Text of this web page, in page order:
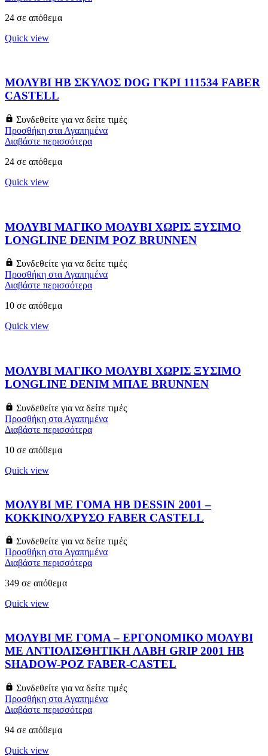
24 σε απόθεμα
Quick view
ΜΟΛΥΒΙ HB ΣΚΥΛΟΣ DOG ΓΚΡΙ 111534 FABER
CASTELL
Συνδεθείτε για να δείτε τιμές
Προσθήκη στα Αγαπημένα
Διαβάστε περισσότερα
24 σε απόθεμα
Quick view
ΜΟΛΥΒΙ ΜΑΓΙΚΟ ΜΟΛΥΒΙ ΧΩΡΙΣ ΞΥΣΙΜΟ
LONGLINE DENIM ΡΟΖ BRUNNEN
Συνδεθείτε για να δείτε τιμές
Προσθήκη στα Αγαπημένα
Διαβάστε περισσότερα
10 σε απόθεμα
Quick view
ΜΟΛΥΒΙ ΜΑΓΙΚΟ ΜΟΛΥΒΙ ΧΩΡΙΣ ΞΥΣΙΜΟ
LONGLINE DENIM ΜΠΛΕ BRUNNEN
Συνδεθείτε για να δείτε τιμές
Προσθήκη στα Αγαπημένα
Διαβάστε περισσότερα
10 σε απόθεμα
Quick view
ΜΟΛΥΒΙ ΜΕ ΓΟΜΑ HB DESSIN 2001 –
ΚΟΚΚΙΝΟ/ΧΡΥΣΟ FABER CASTELL
Συνδεθείτε για να δείτε τιμές
Προσθήκη στα Αγαπημένα
Διαβάστε περισσότερα
349 σε απόθεμα
Quick view
ΜΟΛΥΒΙ ΜΕ ΓΟΜΑ – ΕΡΓΟΝΟΜΙΚΟ ΜΟΛΥΒΙ
ΜΕ ΑΝΤΙΟΛΙΣΘΗΤΙΚΗ ΛΑΒΗ GRIP 2001 HB
SHADOW-ΡΟΖ FABER-CASTEL
Συνδεθείτε για να δείτε τιμές
Προσθήκη στα Αγαπημένα
Διαβάστε περισσότερα
94 σε απόθεμα
Quick view